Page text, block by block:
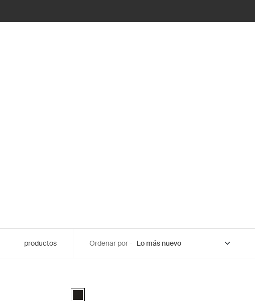
productos Ordenar por -
Backpack Negro (selected)Case Logic Bryker Large Camera Backpack Negro